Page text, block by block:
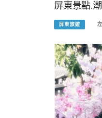
屏東景點.
屏東旅遊